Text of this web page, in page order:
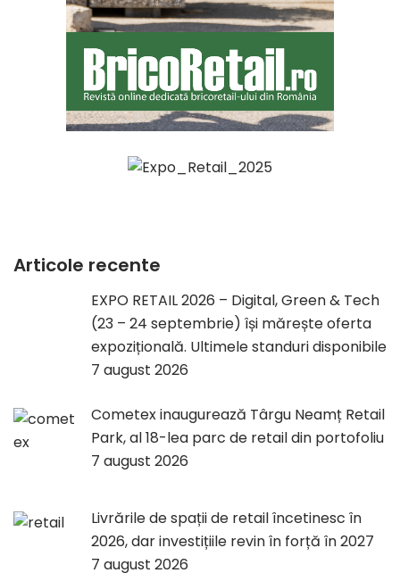
Articole recente
EXPO RETAIL 2026 – Digital, Green & Tech
(23 – 24 septembrie) își mărește oferta
expozițională. Ultimele standuri disponibile
7 august 2026
Cometex inaugurează Târgu Neamț Retail
Park, al 18-lea parc de retail din portofoliu
7 august 2026
Livrările de spații de retail încetinesc în
2026, dar investițiile revin în forță în 2027
7 august 2026